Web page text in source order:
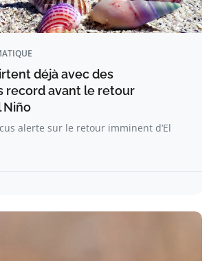
déjà avec des
record avant le retour
Niño
alerte sur le retour imminent d’El